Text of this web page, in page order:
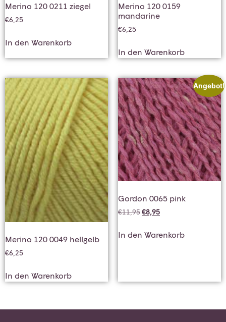
Merino 120 0211 ziegel
€6,25
In den Warenkorb
Merino 120 0159
mandarine
€6,25
In den Warenkorb
Merino 120 0049 hellgelb
€6,25
In den Warenkorb
Angebot!
Gordon 0065 pink
€11,95€8,95
In den Warenkorb